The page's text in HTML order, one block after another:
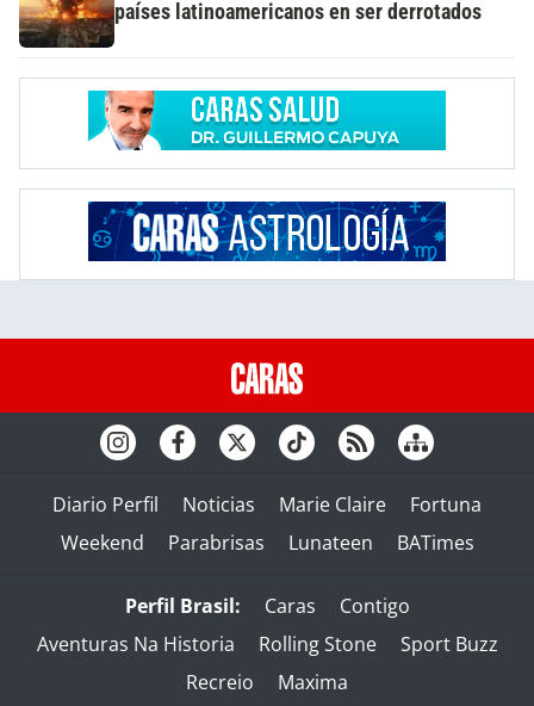
países latinoamericanos en ser derrotados
Diario Perfil Noticias Marie Claire
Fortuna
Weekend
Parabrisas Lunateen BATimes
Perfil Brasil: Caras
Contigo
Aventuras Na Historia
Rolling Stone
Sport Buzz
Recreio
Maxima